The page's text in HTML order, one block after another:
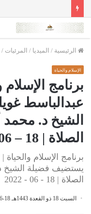
الرئيسية / الميديا / المرئيات /
الإسلام والحياة
برنامج
عبدالباسط
الشيخ د. محمد
الصلاة | 18 – 06 – 2022
برنامج الإسلام
يستضيف فضيلة الشيخ
الصلاة | 18 - 06 - 2022
السبت 18 ذو القعدة 1443هـ 18-6-2022م